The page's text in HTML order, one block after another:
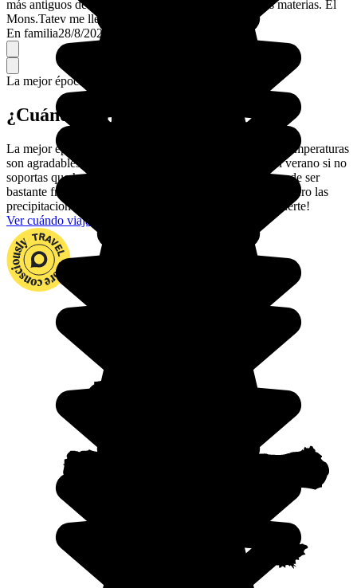
más antiguos de la tierra.Grandes expertas en muchas materias. El
Mons.Tatev me llegó al alma.Un 10 para Armine
En familia28/8/2025
La mejor época para ir.
¿Cuándo viajar a Armenia?
La mejor época para descubrir Armenia es el otoño: las temperaturas
son agradables, no llueve y los días son largos. Evita el verano si no
soportas que haga mucho calor, y el invierno porque puede ser
bastante frío. En primavera, los paisajes están florecidos pero las
precipitaciones son abundantes, ¡será una cuestión de suerte!
Ver cuándo viajar